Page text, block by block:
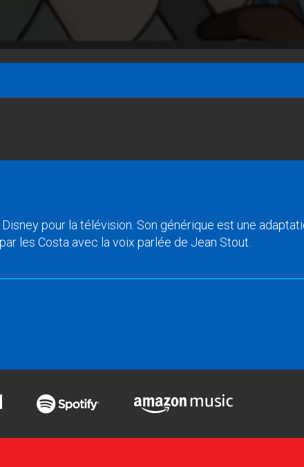
pour la télévision. Son générique est une
les Costa avec la voix parlée de Jean Stout.